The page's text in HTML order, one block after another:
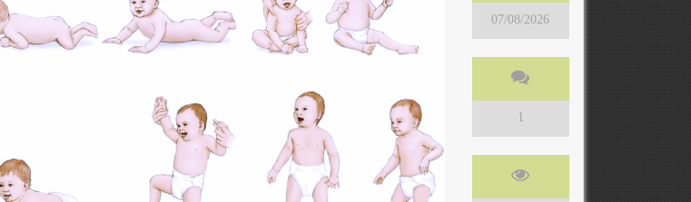
07/08/2026
1